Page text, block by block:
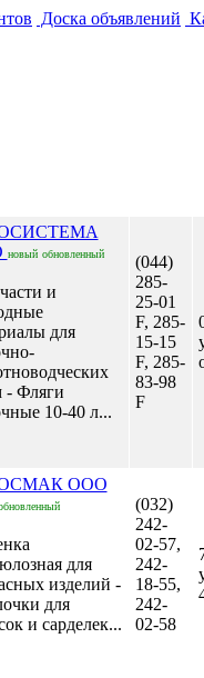
Доска объявлений
новый обновленный
и
для
- Фляги
10-40 л...
(044)
285-
25-01
F, 285-
15-15
F, 285-
83-98
F
ООО
для
изделий -
для
и сарделек...
(032)
242-
02-57,
242-
18-55,
242-
02-58